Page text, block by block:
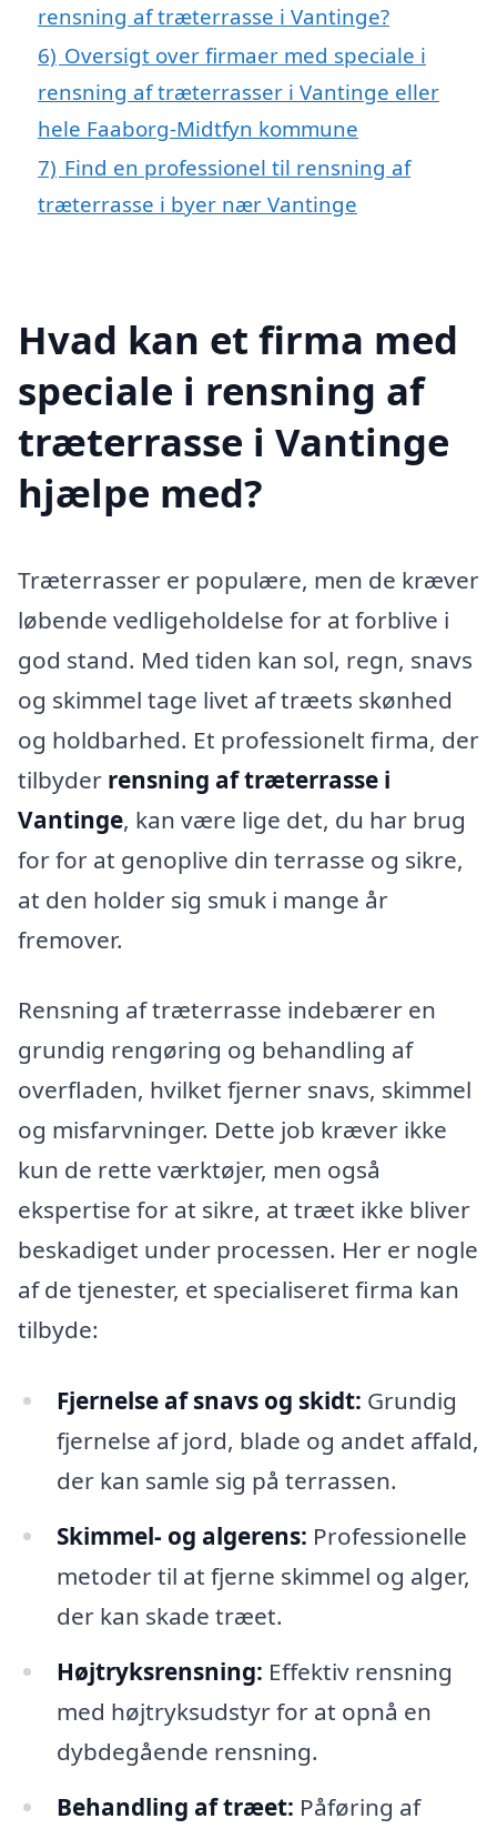
rensning af træterrasse i Vantinge?
6) Oversigt over firmaer med speciale i
rensning af træterrasser i Vantinge eller
hele Faaborg-Midtfyn kommune
7) Find en professionel til rensning af
træterrasse i byer nær Vantinge
Hvad kan et firma med
speciale i rensning af
træterrasse i Vantinge
hjælpe med?
Træterrasser er populære, men de kræver
løbende vedligeholdelse for at forblive i
god stand. Med tiden kan sol, regn, snavs
og skimmel tage livet af træets skønhed
og holdbarhed. Et professionelt firma, der
tilbyder rensning af træterrasse i
Vantinge, kan være lige det, du har brug
for for at genoplive din terrasse og sikre,
at den holder sig smuk i mange år
fremover.
Rensning af træterrasse indebærer en
grundig rengøring og behandling af
overfladen, hvilket fjerner snavs, skimmel
og misfarvninger. Dette job kræver ikke
kun de rette værktøjer, men også
ekspertise for at sikre, at træet ikke bliver
beskadiget under processen. Her er nogle
af de tjenester, et specialiseret firma kan
tilbyde:
Fjernelse af snavs og skidt: Grundig
fjernelse af jord, blade og andet affald,
der kan samle sig på terrassen.
Skimmel- og algerens: Professionelle
metoder til at fjerne skimmel og alger,
der kan skade træet.
Højtryksrensning: Effektiv rensning
med højtryksudstyr for at opnå en
dybdegående rensning.
Behandling af træet: Påføring af